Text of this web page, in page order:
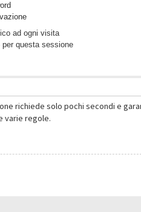
ad ogni visita
questa sessione
richiede solo pochi secondi e
varie regole.